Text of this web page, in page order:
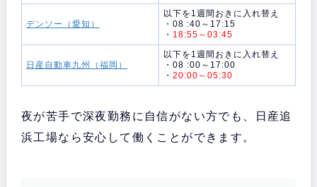
デンソー（愛知）
以下を1週間おきに入れ替え
・08 :40～17:15
・ 18:55～03:45
日産自動車九州（福岡）
以下を1週間おきに入れ替え
・08 :00～17:00
・ 20:00～05:30
夜が苦手で深夜勤務に自信がない方でも、日産追
浜工場なら安心して働くことができます。